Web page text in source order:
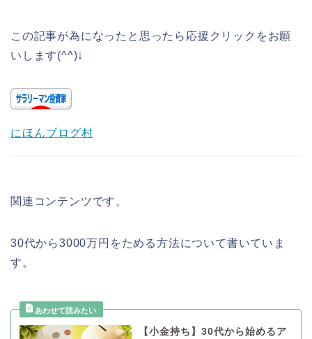
この記事が為になったと思ったら応援クリックをお願
いします(^^)↓
にほんブログ村
関連コンテンツです。
30代から3000万円をためる方法について書いていま
す。
【小金持ち】30代から始めるア